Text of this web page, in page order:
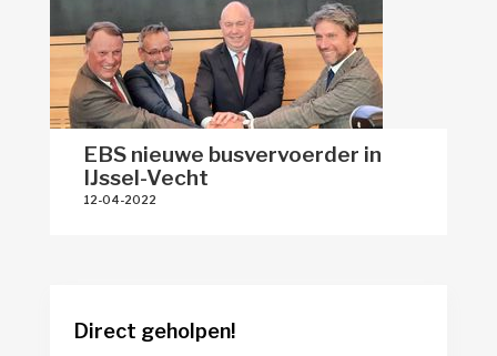
EBS nieuwe busvervoerder in
IJssel-Vecht
12-04-2022
Direct geholpen!